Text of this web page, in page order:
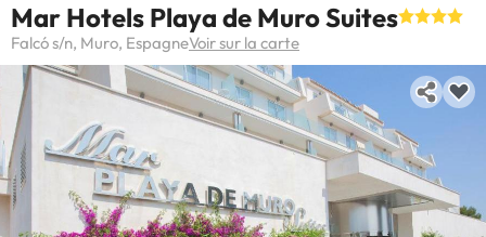
Mar Hotels Playa de Muro Suites
Falcó s/n, Muro, EspagneVoir sur la carte